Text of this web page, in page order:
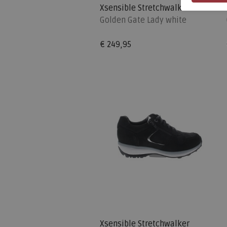
Xsensible Stretchwalker
Golden Gate Lady white
€ 249,95
Xsensible Stretchwalker